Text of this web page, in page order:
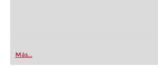
Más...